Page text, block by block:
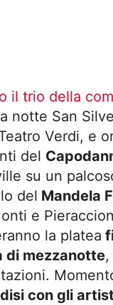
il trio della
notte San
Verdi, e
del
su un
del Mandela
e
la platea
di mezzanotte
con gli